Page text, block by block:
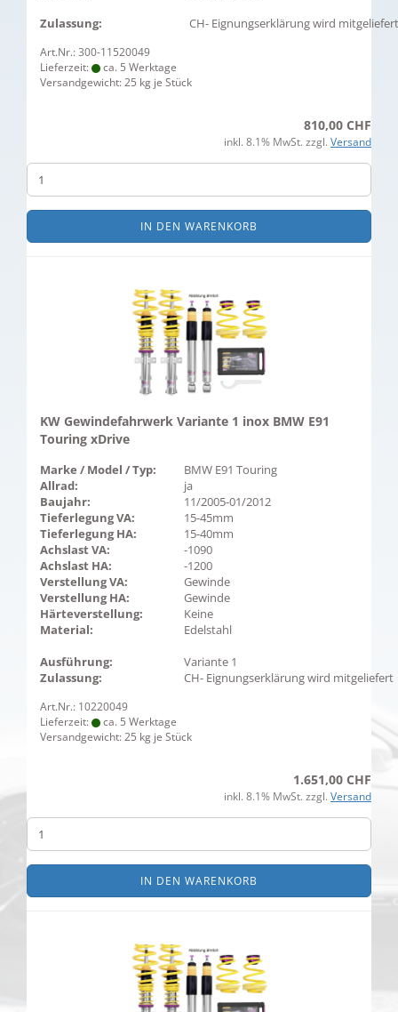
Zulassung:
CH- Eignungserklärung wird mitgeliefert
Art.Nr.: 300-11520049
Lieferzeit:
ca. 5 Werktage
Versandgewicht:25 kg je Stück
810,00 CHF
inkl. 8.1% MwSt. zzgl. Versand
IN DEN WARENKORB
KW Gewindefahrwerk Variante 1 inox BMW E91
Touring xDrive
Marke / Model / Typ:
BMW E91 Touring
Allrad:
ja
Baujahr:
11/2005-01/2012
Tieferlegung VA:
15-45mm
Tieferlegung HA:
15-40mm
Achslast VA:
-1090
Achslast HA:
-1200
Verstellung VA:
Gewinde
Verstellung HA:
Gewinde
Härteverstellung:
Keine
Material:
Edelstahl
Ausführung:
Variante 1
Zulassung:
CH- Eignungserklärung wird mitgeliefert
Art.Nr.: 10220049
Lieferzeit:
ca. 5 Werktage
Versandgewicht:25 kg je Stück
1.651,00 CHF
inkl. 8.1% MwSt. zzgl. Versand
IN DEN WARENKORB